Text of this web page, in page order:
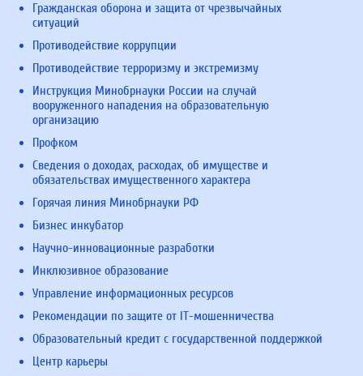
Гражданская оборона и защита от чрезвычайных
ситуаций
Противодействие коррупции
Противодействие терроризму и экстремизму
Инструкция Минобрнауки России на случай
вооруженного нападения на образовательную
организацию
Профком
Сведения о доходах, расходах, об имуществе и
обязательствах имущественного характера
Горячая линия Минобрнауки РФ
Бизнес инкубатор
Научно-инновационные разработки
Инклюзивное образование
Управление информационных ресурсов
Рекомендации по защите от IT-мошенничества
Образовательный кредит с государственной поддержкой
Центр карьеры